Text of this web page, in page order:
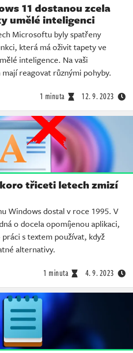
11 dostanou zcela
umělé inteligenci
Microsoftu byly spatřeny
která má oživit tapety ve
inteligence. Na vaši
reagovat různými pohyby.
1 minuta 12. 9. 2023
třiceti letech zmizí
Windows dostal v roce 1995. V
o docela opomíjenou aplikaci,
s textem používat, když
alternativy.
1 minuta 4. 9. 2023